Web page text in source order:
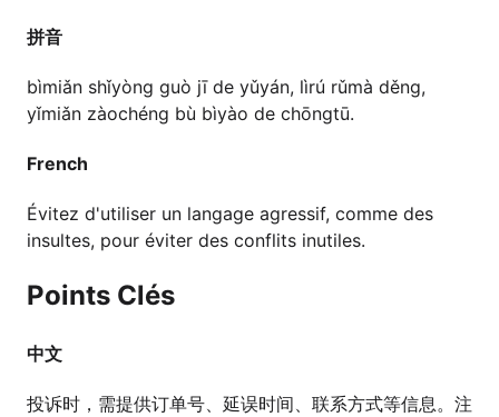
拼音
bìmiǎn shǐyòng guò jī de yǔyán, lìrú rǔmà děng,
yǐmiǎn zàochéng bù bìyào de chōngtū.
French
Évitez d'utiliser un langage agressif, comme des
insultes, pour éviter des conflits inutiles.
Points Clés
中文
投诉时，需提供订单号、延误时间、联系方式等信息。注